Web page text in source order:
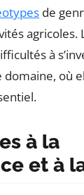
de
à
domaine, où
à la
et à